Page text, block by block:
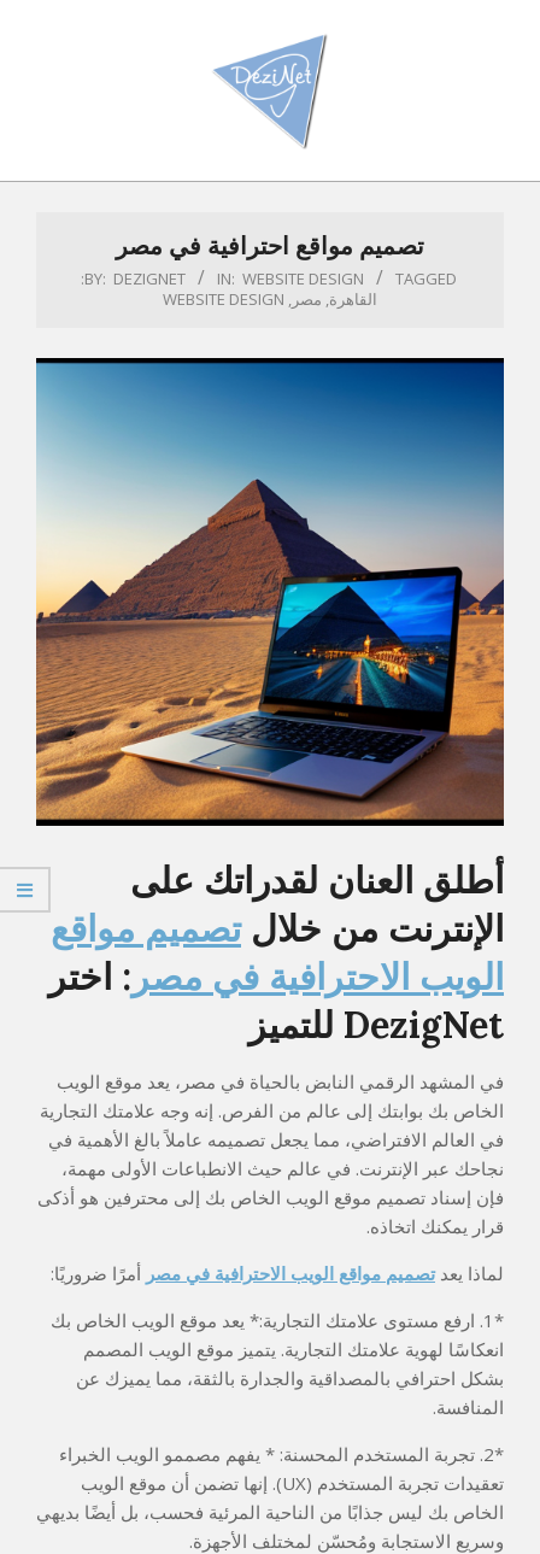
تصميم مواقع احترافية في مصر
BY: DEZIGNET IN: WEBSITE DESIGN
TAGGED:
القاهرة, مصر ,
WEBSITE DESIGN
أطلق العنان لقدراتك على
الإنترنت من خلالتصميم مواقع
الويب الاحترافية في مصر : اختر
DezigNet للتميز
في المشهد الرقمي النابض بالحياة في مصر، يعد موقع الويب
الخاص بك بوابتك إلى عالم من الفرص. إنه وجه علامتك التجارية
في العالم الافتراضي، مما يجعل تصميمه عاملاً بالغ الأهمية في
نجاحك عبر الإنترنت. في عالم حيث الانطباعات الأولى مهمة،
فإن إسناد تصميم موقع الويب الخاص بك إلى محترفين هو أذكى
قرار يمكنك اتخاذه.
لماذا يعدتصميم مواقع الويب الاحترافية في مصر أمرًا ضروريًا:
*1. ارفع مستوى علامتك التجارية:* يعد موقع الويب الخاص بك
انعكاسًا لهوية علامتك التجارية. يتميز موقع الويب المصمم
بشكل احترافي بالمصداقية والجدارة بالثقة، مما يميزك عن
المنافسة.
*2. تجربة المستخدم المحسنة: * يفهم مصممو الويب الخبراء
تعقيدات تجربة المستخدم (UX). إنها تضمن أن موقع الويب
الخاص بك ليس جذابًا من الناحية المرئية فحسب، بل أيضًا بديهي
وسريع الاستجابة ومُحسّن لمختلف الأجهزة.